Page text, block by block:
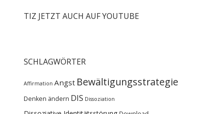
TIZ JETZT AUCH AUF YOUTUBE
SCHLAGWÖRTER
Affirmation Angst Bewältigungsstrategie
Denken ändern DIS Dissoziation